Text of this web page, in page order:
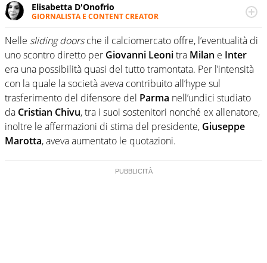
Elisabetta D'Onofrio
GIORNALISTA E CONTENT CREATOR
Giornalista professionista dal 2007, scrive per curiosità
personale e necessità: soprattutto di calcio, di sport e dei
suoi protagonisti, concedendosi innocenti evasioni
nell'ambito della creazione di format. Un tempo ala
destra, oggi si sente a suo agio nel ruolo di libero. Cura
una classifica riservata dei migliori 5 calciatori di sempre.
Nelle sliding doorsche il calciomercato offre, l’eventualità di
uno scontro diretto per Giovanni Leonitra Milan e Inter
era una possibilità quasi del tutto tramontata. Per l’intensità
con la quale la società aveva contribuito all’hype sul
trasferimento del difensore del Parma nell’undici studiato
da Cristian Chivu, tra i suoi sostenitori nonché ex allenatore,
inoltre le affermazioni di stima del presidente, Giuseppe
Marotta, aveva aumentato le quotazioni.